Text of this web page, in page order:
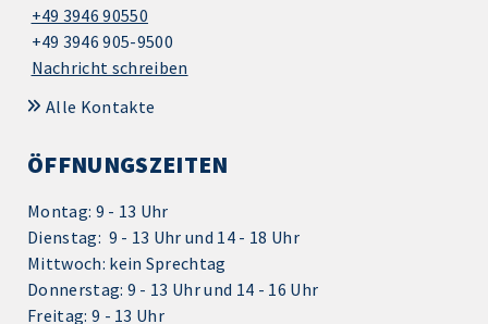
+49 3946 90550
+49 3946 905-9500
Nachricht schreiben
Alle Kontakte
ÖFFNUNGSZEITEN
Montag: 9 - 13 Uhr
Dienstag: 9 - 13 Uhr und 14 - 18 Uhr
Mittwoch: kein Sprechtag
Donnerstag: 9 - 13 Uhr und 14 - 16 Uhr
Freitag: 9 - 13 Uhr